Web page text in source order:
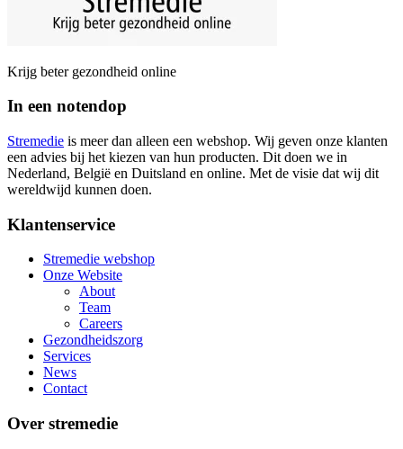
Krijg beter gezondheid online
In een notendop
Stremedie is meer dan alleen een webshop. Wij geven onze klanten
een advies bij het kiezen van hun producten. Dit doen we in
Nederland, België en Duitsland en online. Met de visie dat wij dit
wereldwijd kunnen doen.
Klantenservice
Stremedie webshop
Onze Website
About
Team
Careers
Gezondheidszorg
Services
News
Contact
Over stremedie